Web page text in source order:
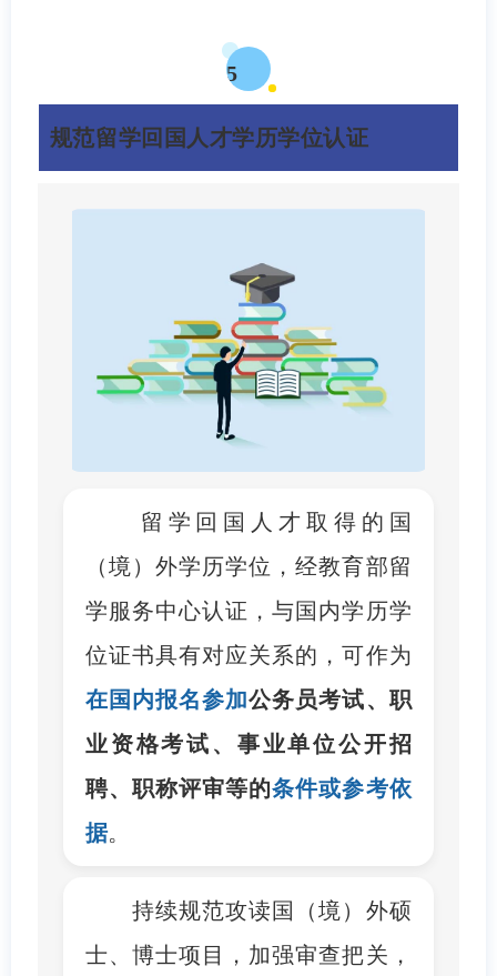
5
规范留学回国人才学历学位认证
留学回国人才取得的国
（境）外学历学位，经教育部留
学服务中心认证，与国内学历学
位证书具有对应关系的，可作为
在国内报名参加公务员考试、职
业资格考试、事业单位公开招
聘、职称评审等的条件或参考依
据。
持续规范攻读国（境）外硕
士、博士项目，加强审查把关，